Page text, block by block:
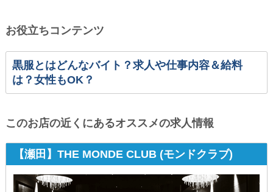
お役立ちコンテンツ
黒服とはどんなバイト？求人や仕事内容＆給料
は？女性もOK？
このお店の近くにあるオススメの求人情報
【瀬田】THE MONDE CLUB (モンドクラブ)